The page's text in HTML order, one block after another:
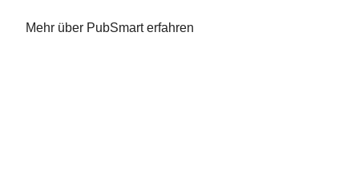
Mehr über PubSmart erfahren